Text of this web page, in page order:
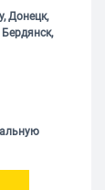
Донецк,